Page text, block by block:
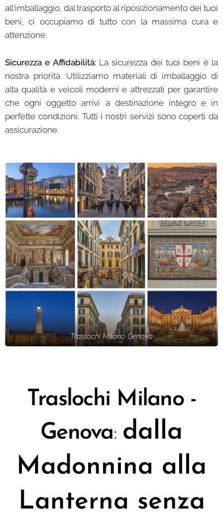
all'imballaggio, dal trasporto al riposizionamento dei tuoi
beni, ci occupiamo di tutto con la massima cura e
attenzione.
Sicurezza e Affidabilità:La sicurezza dei tuoi beni è la
nostra priorità. Utilizziamo materiali di imballaggio di
alta qualità e veicoli moderni e attrezzati per garantire
che ogni oggetto arrivi a destinazione integro e in
perfette condizioni. Tutti i nostri servizi sono coperti da
assicurazione.
Traslochi Milano Genova
Traslochi Milano -
Genova: dalla
Madonnina alla
Lanterna senza